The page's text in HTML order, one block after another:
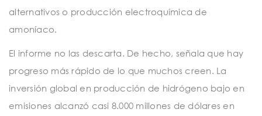
alternativos o producción electroquímica de
amoníaco.
El informe no las descarta. De hecho, señala que hay
progreso más rápido de lo que muchos creen. La
inversión global en producción de hidrógeno bajo en
emisiones alcanzó casi 8.000 millones de dólares en